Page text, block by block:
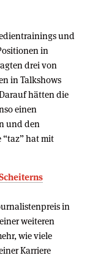
und
in
drei von
in Talkshows
hätten die
einen
­­­und den
hat mit
in
weiteren
wie viele
Karriere